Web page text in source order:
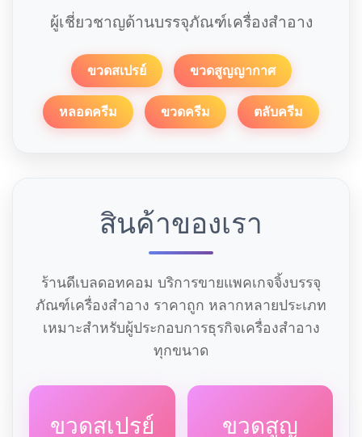
ผู้เชี่ยวชาญด้านบรรจุภัณฑ์เครื่องสำอาง
ขวดสเปรย์ ขวดสูญญากาศ
หลอดครีม ขวดครีม ตลับครีม
สินค้าของเรา
ร้านดีเบลดอทคอม บริการขายแพคเกจจิ้งบรรจุ
ภัณฑ์เครื่องสำอาง ราคาถูก หลากหลายประเภท
เหมาะสำหรับผู้ประกอบการธุรกิจเครื่องสำอาง
ทุกขนาด
ขวดสเปรย์
ขวดสูญ